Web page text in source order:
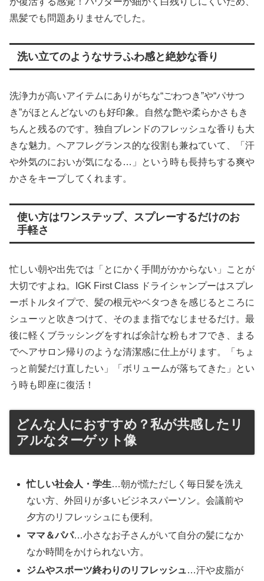
黒髪でも問題ありませんでした。
洗い立てのようなサラふわ感と絶妙な香り
洗浄力が高いアイテムにありがちな“ごわつき”や“パサつ
き”がほとんどないのも好印象。自然な艶や柔らかさもき
ちんと残るのです。独自ブレンドのフレッシュな香りも大
きな魅力。ヘアフレグランス的な役割も兼ねていて、「汗
や外気のにおいが気になる…」という時も長持ちする爽や
かさをキープしてくれます。
使い方はワンステップ、スプレーするだけのお
手軽さ
忙しい朝や出先では「とにかく手間がかからない」ことが
大切ですよね。IGK First Class ドライシャンプーはスプレ
ーボトルタイプで、髪の根元やベタつきを感じるところに
シューッと吹きつけて、そのまま指でなじませるだけ。最
後に軽くブラッシングをすれば余計な粉もオフでき、まる
でヘアサロン帰りのような清潔感に仕上がります。「ちょ
っと前髪だけ直したい」「ボリュームが落ちてきた」とい
う時も即座に復活！
どんな人におすすめ？私が共感したリ
アルなターゲット像
忙しい社会人・学生…朝が慌ただしく毎日髪を洗え
ない方、外回りが多いビジネスパーソン。会議前や
夕方のリフレッシュにも便利。
ママ＆パパ…小さなお子さんがいて自分の髪になか
なか時間をかけられない方。
ジムやスポーツ終わりのリフレッシュ…汗や皮脂が